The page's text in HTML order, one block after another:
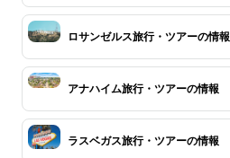
ロサンゼルス旅行・ツアーの情報
アナハイム旅行・ツアーの情報
ラスベガス旅行・ツアーの情報